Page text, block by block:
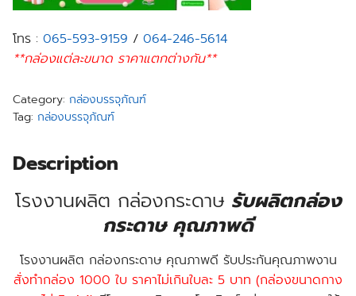
โทร : 065-593-9159 / 064-246-5614
**กล่องแต่ละขนาด ราคาแตกต่างกัน**
Category: กล่องบรรจุภัณฑ์
Tag: กล่องบรรจุภัณฑ์
Description
โรงงานผลิต กล่องกระดาษ รับผลิตกล่อง
กระดาษ คุณภาพดี
โรงงานผลิต กล่องกระดาษ คุณภาพดี รับประกันคุณภาพงาน
สั่งทำกล่อง 1000 ใบ ราคาไม่เกินใบละ 5 บาท (กล่องขนาดกาง